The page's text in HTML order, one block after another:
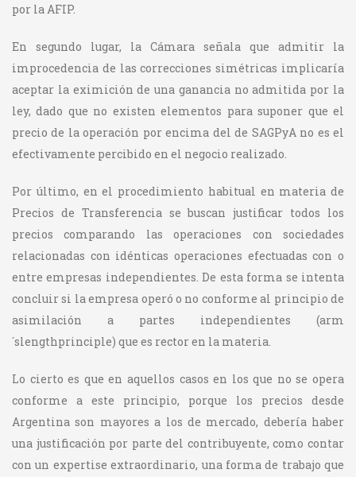
por la AFIP.
En segundo lugar, la Cámara señala que admitir la
improcedencia de las correcciones simétricas implicaría
aceptar la eximición de una ganancia no admitida por la
ley, dado que no existen elementos para suponer que el
precio de la operación por encima del de SAGPyA no es el
efectivamente percibido en el negocio realizado.
Por último, en el procedimiento habitual en materia de
Precios de Transferencia se buscan justificar todos los
precios comparando las operaciones con sociedades
relacionadas con idénticas operaciones efectuadas con o
entre empresas independientes. De esta forma se intenta
concluir si la empresa operó o no conforme al principio de
asimilación a partes independientes (arm
´slengthprinciple) que es rector en la materia.
Lo cierto es que en aquellos casos en los que no se opera
conforme a este principio, porque los precios desde
Argentina son mayores a los de mercado, debería haber
una justificación por parte del contribuyente, como contar
con un expertise extraordinario, una forma de trabajo que